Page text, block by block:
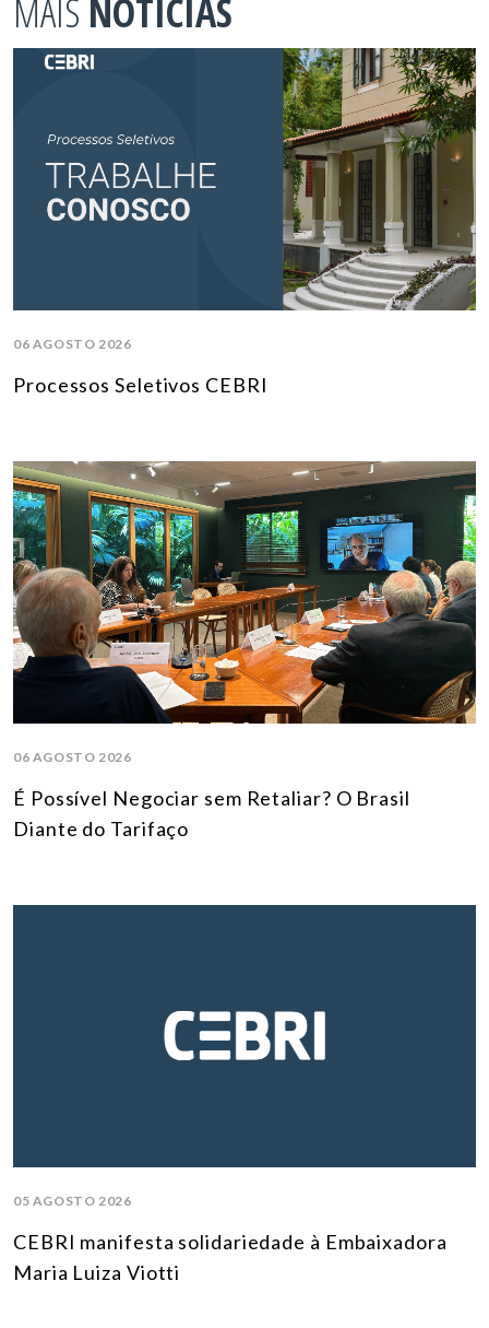
MAIS NOTÍCIAS
06 AGOSTO 2026
Processos Seletivos CEBRI
06 AGOSTO 2026
É Possível Negociar sem Retaliar? O Brasil
Diante do Tarifaço
05 AGOSTO 2026
CEBRI manifesta solidariedade à Embaixadora
Maria Luiza Viotti